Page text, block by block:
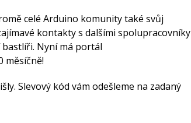
celé Arduino komunity také svůj
kontakty s dalšími spolupracovníky
Nyní má portál
měsíčně!
Slevový kód vám odešleme na zadaný